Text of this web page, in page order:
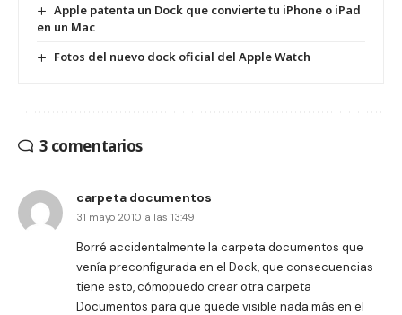
Apple patenta un Dock que convierte tu iPhone o iPad
en un Mac
Fotos del nuevo dock oficial del Apple Watch
3 comentarios
carpeta documentos
31 mayo 2010 a las 13:49
Borré accidentalmente la carpeta documentos que
venía preconfigurada en el Dock, que consecuencias
tiene esto, cómopuedo crear otra carpeta
Documentos para que quede visible nada más en el